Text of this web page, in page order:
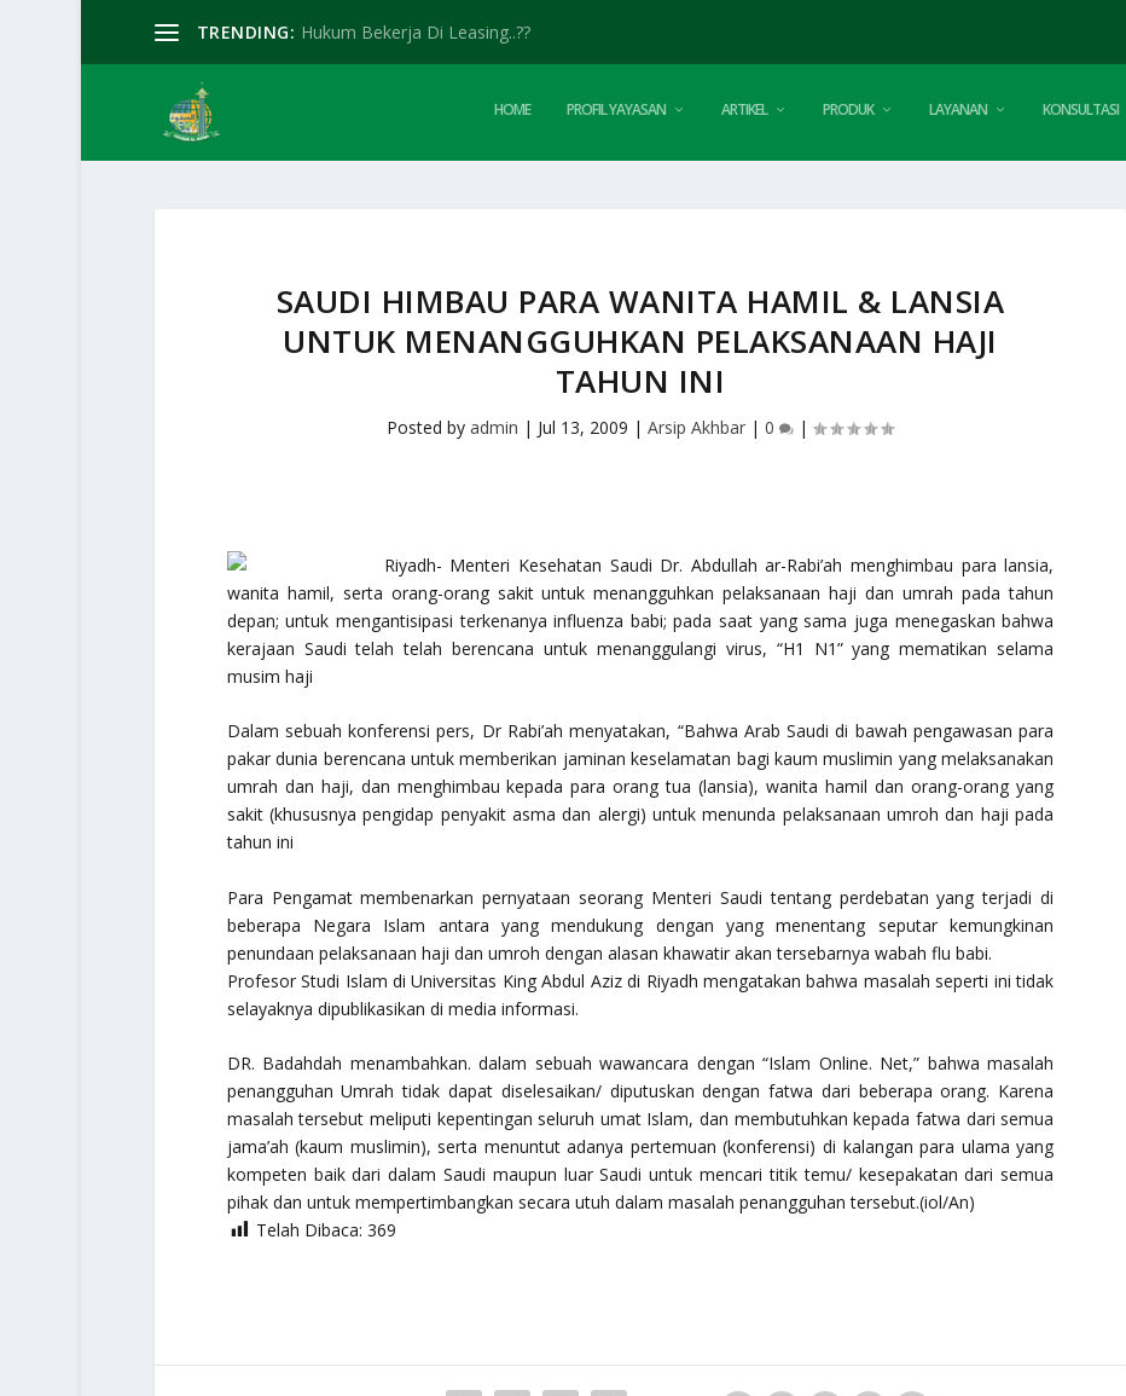
TRENDING: Hukum Bekerja Di Leasing..??
HOME PROFIL YAYASAN ARTIKEL PRODUK LAYANAN KONSULTASI
SAUDI HIMBAU PARA WANITA HAMIL & LANSIA
UNTUK MENANGGUHKAN PELAKSANAAN HAJI
TAHUN INI
Posted byadmin | Jul 13, 2009 |Arsip Akhbar |0 |
Riyadh- Menteri Kesehatan Saudi Dr. Abdullah ar-Rabi’ah menghimbau para lansia,
wanita hamil, serta orang-orang sakit untuk menangguhkan pelaksanaan haji dan umrah pada tahun
depan; untuk mengantisipasi terkenanya influenza babi; pada saat yang sama juga menegaskan bahwa
kerajaan Saudi telah telah berencana untuk menanggulangi virus, “H1 N1” yang mematikan selama
musim haji
Dalam sebuah konferensi pers, Dr Rabi’ah menyatakan, “Bahwa Arab Saudi di bawah pengawasan para
pakar dunia berencana untuk memberikan jaminan keselamatan bagi kaum muslimin yang melaksanakan
umrah dan haji, dan menghimbau kepada para orang tua (lansia), wanita hamil dan orang-orang yang
sakit (khususnya pengidap penyakit asma dan alergi) untuk menunda pelaksanaan umroh dan haji pada
tahun ini
Para Pengamat membenarkan pernyataan seorang Menteri Saudi tentang perdebatan yang terjadi di
beberapa Negara Islam antara yang mendukung dengan yang menentang seputar kemungkinan
penundaan pelaksanaan haji dan umroh dengan alasan khawatir akan tersebarnya wabah flu babi.
Profesor Studi Islam di Universitas King Abdul Aziz di Riyadh mengatakan bahwa masalah seperti ini tidak
selayaknya dipublikasikan di media informasi.
DR. Badahdah menambahkan. dalam sebuah wawancara dengan “Islam Online. Net,” bahwa masalah
penangguhan Umrah tidak dapat diselesaikan/ diputuskan dengan fatwa dari beberapa orang. Karena
masalah tersebut meliputi kepentingan seluruh umat Islam, dan membutuhkan kepada fatwa dari semua
jama’ah (kaum muslimin), serta menuntut adanya pertemuan (konferensi) di kalangan para ulama yang
kompeten baik dari dalam Saudi maupun luar Saudi untuk mencari titik temu/ kesepakatan dari semua
pihak dan untuk mempertimbangkan secara utuh dalam masalah penangguhan tersebut.(iol/An)
Telah Dibaca: 369